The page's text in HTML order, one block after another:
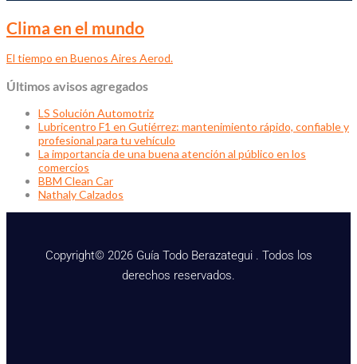
Clima en el mundo
El tiempo en Buenos Aires Aerod.
Últimos avisos agregados
LS Solución Automotriz
Lubricentro F1 en Gutiérrez: mantenimiento rápido, confiable y
profesional para tu vehículo
La importancia de una buena atención al público en los
comercios
BBM Clean Car
Nathaly Calzados
Copyright© 2026 Guía Todo Berazategui . Todos los
derechos reservados.